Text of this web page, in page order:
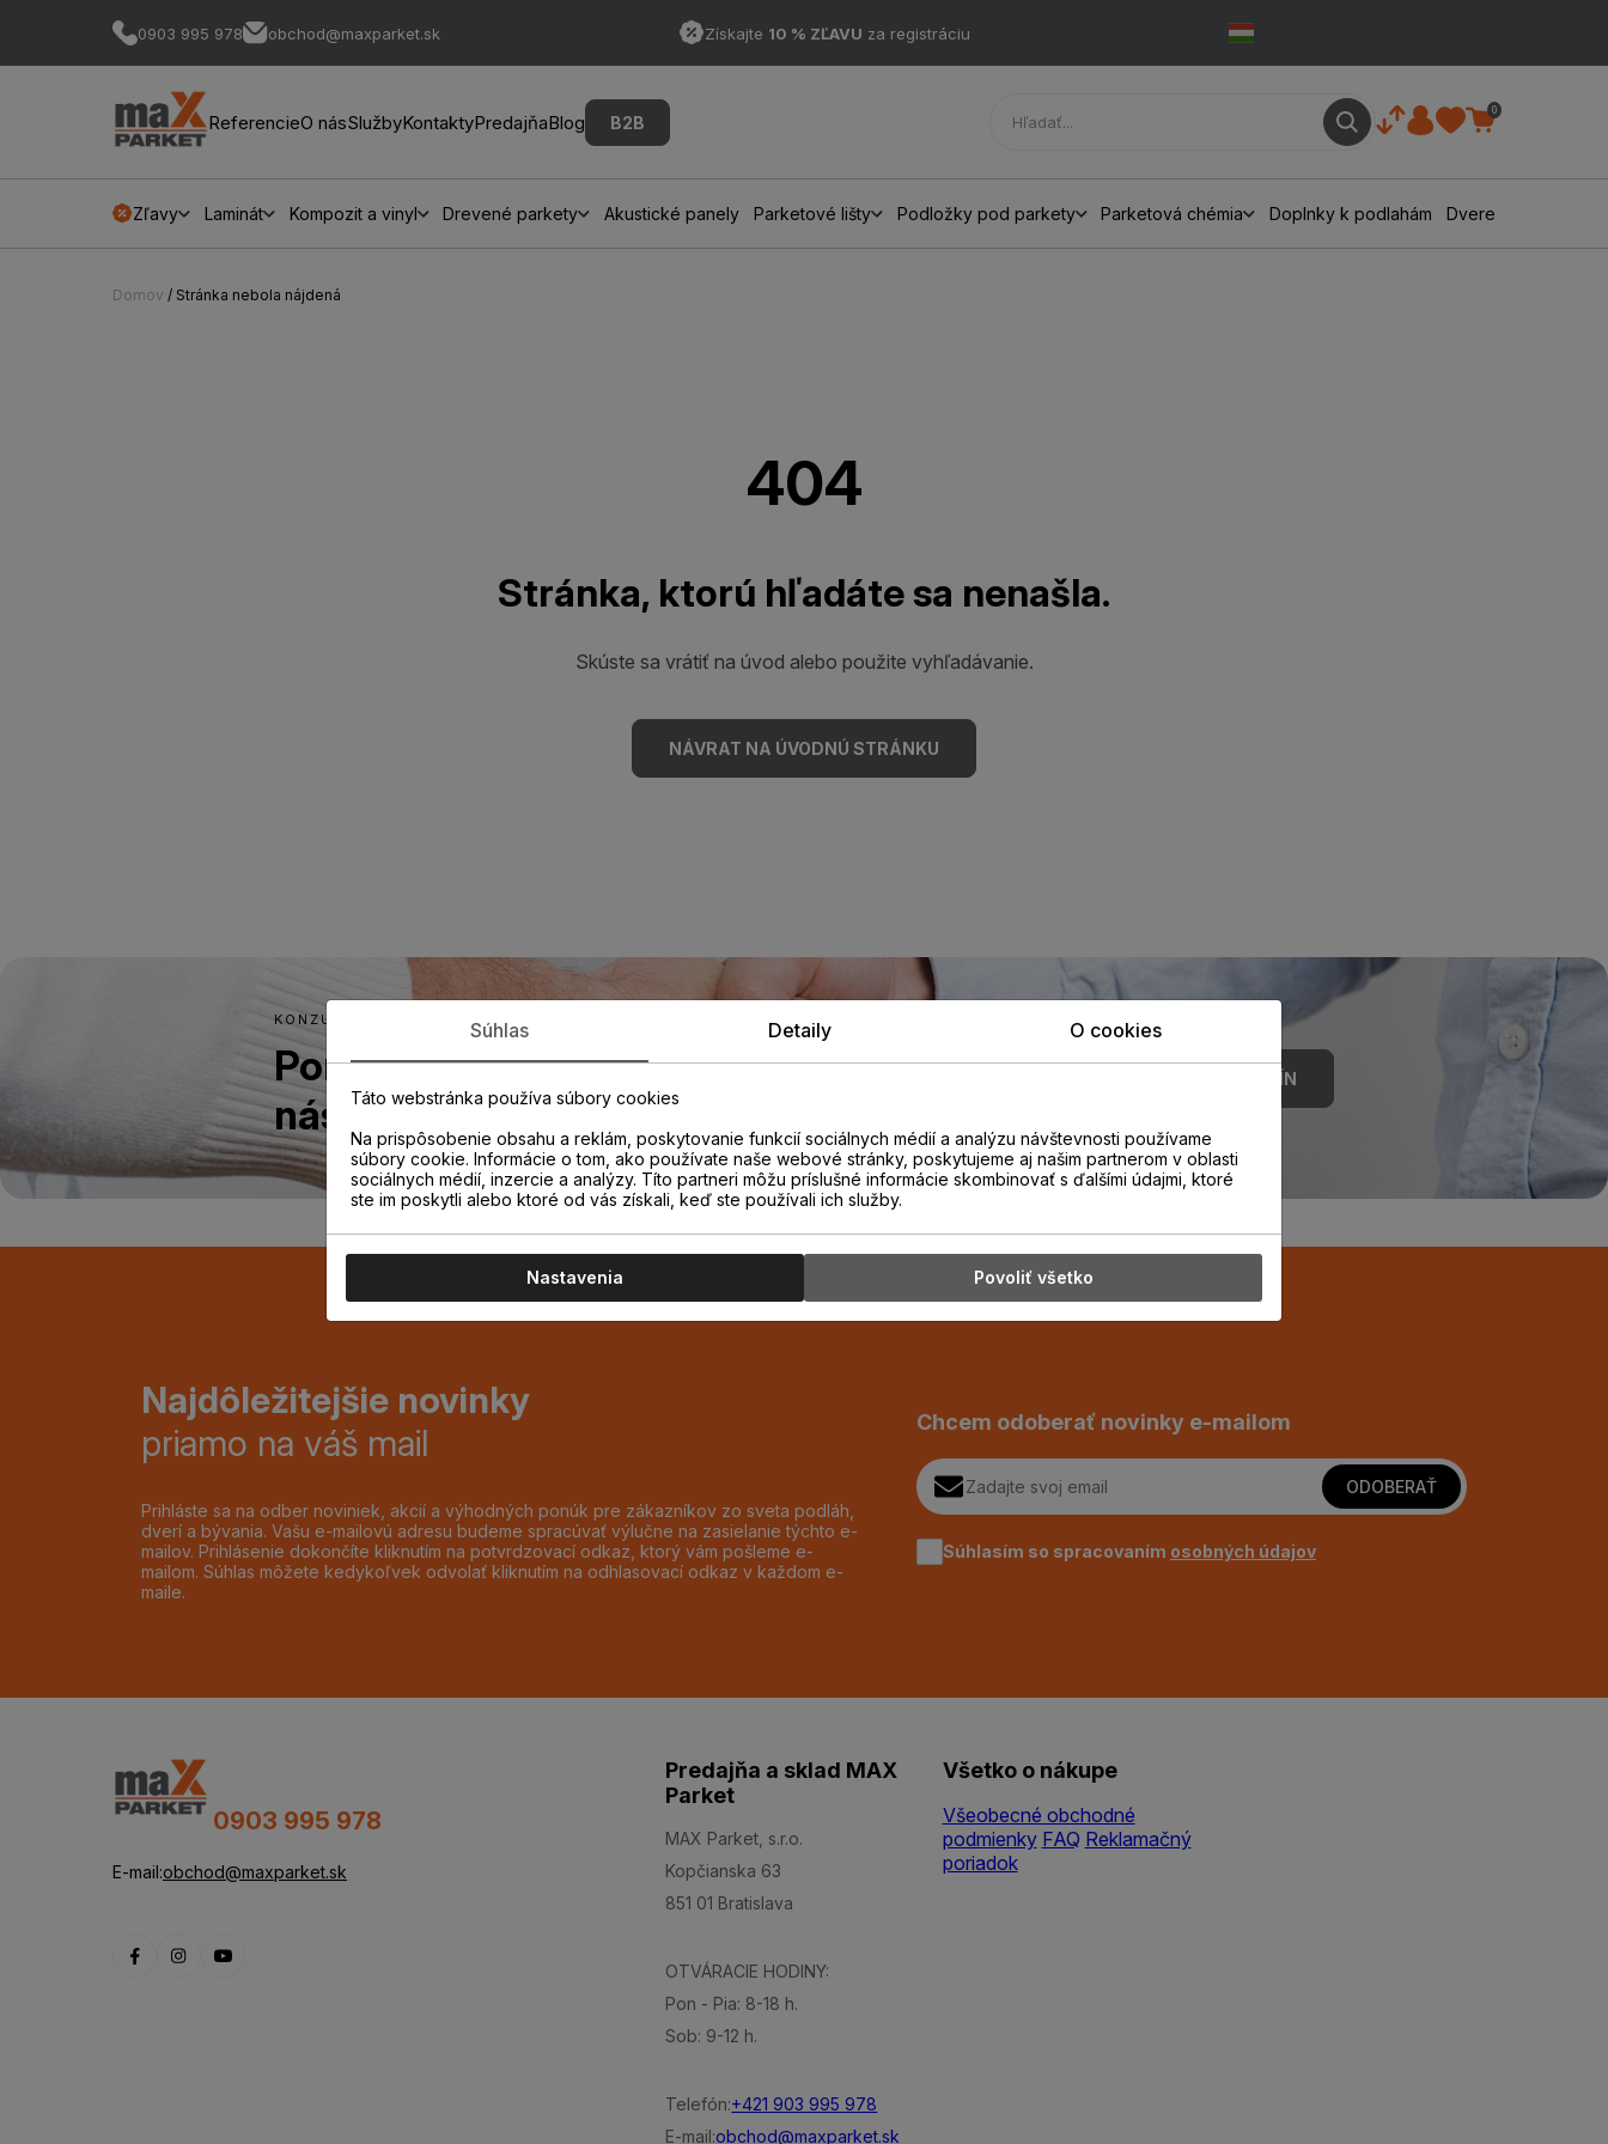
0903 995 978 obchod@maxparket.sk Získajte 10 % ZĽAVU za registráciu
ReferencieO násSlužbyKontaktyPredajňaBlog B2B
0
Zľavy Laminát Kompozit a vinyl Drevené parkety Akustické panely Parketové lišty Podložky pod parkety Parketová chémia Doplnky k podlahám Dvere
Domov / Stránka nebola nájdená
404
Stránka, ktorú hľadáte sa nenašla.
Skúste sa vrátiť na úvod alebo použite vyhľadávanie.
NÁVRAT NA ÚVODNÚ STRÁNKU
KONZULTÁCIA
Poraďte sa s odborníkom u
nás na predajni.
REZERVOVAŤ TERMÍN
Najdôležitejšie novinky
priamo na váš mail
Prihláste sa na odber noviniek, akcií a výhodných ponúk pre zákazníkov zo sveta podláh,
dverí a bývania. Vašu e-mailovú adresu budeme spracúvať výlučne na zasielanie týchto e-
mailov. Prihlásenie dokončíte kliknutím na potvrdzovací odkaz, ktorý vám pošleme e-
mailom. Súhlas môžete kedykoľvek odvolať kliknutím na odhlasovací odkaz v každom e-
maile.
Chcem odoberať novinky e-mailom
ODOBERAŤ
Súhlasím so spracovaním osobných údajov
0903 995 978
E-mail:obchod@maxparket.sk
Predajňa a sklad MAX
Parket
MAX Parket, s.r.o.
Kopčianska 63
851 01 Bratislava
OTVÁRACIE HODINY:
Pon - Pia: 8-18 h.
Sob: 9-12 h.
Telefón:+421 903 995 978
E-mail:obchod@maxparket.sk
Všetko o nákupe
Všeobecné obchodné
podmienky FAQ Reklamačný
poriadok
Súhlas Detaily O cookies
Táto webstránka používa súbory cookies
Na prispôsobenie obsahu a reklám, poskytovanie funkcií sociálnych médií a analýzu návštevnosti používame
súbory cookie. Informácie o tom, ako používate naše webové stránky, poskytujeme aj našim partnerom v oblasti
sociálnych médií, inzercie a analýzy. Títo partneri môžu príslušné informácie skombinovať s ďalšími údajmi, ktoré
ste im poskytli alebo ktoré od vás získali, keď ste používali ich služby.
Nastavenia Povoliť všetko